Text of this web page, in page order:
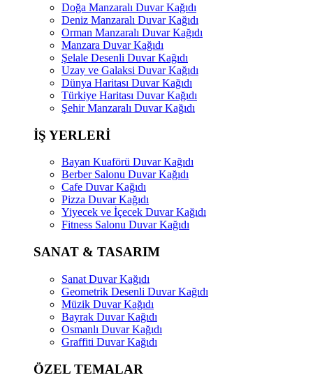
Doğa Manzaralı Duvar Kağıdı
Deniz Manzaralı Duvar Kağıdı
Orman Manzaralı Duvar Kağıdı
Manzara Duvar Kağıdı
Şelale Desenli Duvar Kağıdı
Uzay ve Galaksi Duvar Kağıdı
Dünya Haritası Duvar Kağıdı
Türkiye Haritası Duvar Kağıdı
Şehir Manzaralı Duvar Kağıdı
İŞ YERLERİ
Bayan Kuaförü Duvar Kağıdı
Berber Salonu Duvar Kağıdı
Cafe Duvar Kağıdı
Pizza Duvar Kağıdı
Yiyecek ve İçecek Duvar Kağıdı
Fitness Salonu Duvar Kağıdı
SANAT & TASARIM
Sanat Duvar Kağıdı
Geometrik Desenli Duvar Kağıdı
Müzik Duvar Kağıdı
Bayrak Duvar Kağıdı
Osmanlı Duvar Kağıdı
Graffiti Duvar Kağıdı
ÖZEL TEMALAR